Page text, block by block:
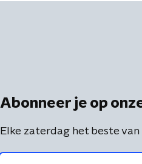
Abonneer je op
Elke zaterdag het beste van